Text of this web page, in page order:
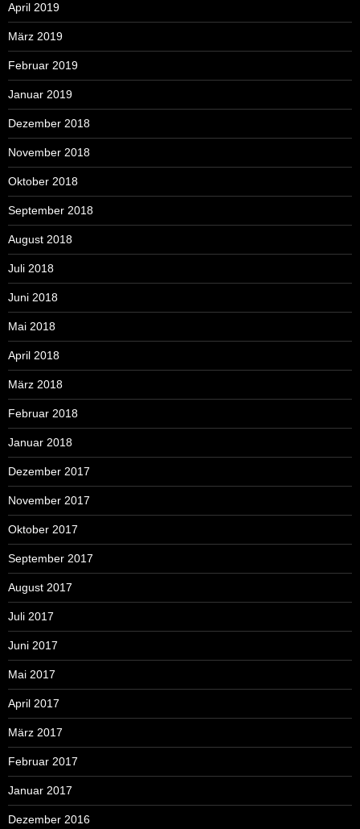
April 2019
März 2019
Februar 2019
Januar 2019
Dezember 2018
November 2018
Oktober 2018
September 2018
August 2018
Juli 2018
Juni 2018
Mai 2018
April 2018
März 2018
Februar 2018
Januar 2018
Dezember 2017
November 2017
Oktober 2017
September 2017
August 2017
Juli 2017
Juni 2017
Mai 2017
April 2017
März 2017
Februar 2017
Januar 2017
Dezember 2016